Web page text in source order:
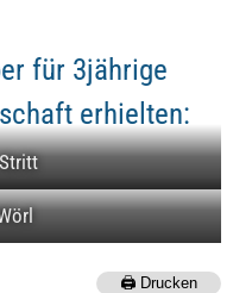
für 3jährige
erhielten:
🖨️ Drucken